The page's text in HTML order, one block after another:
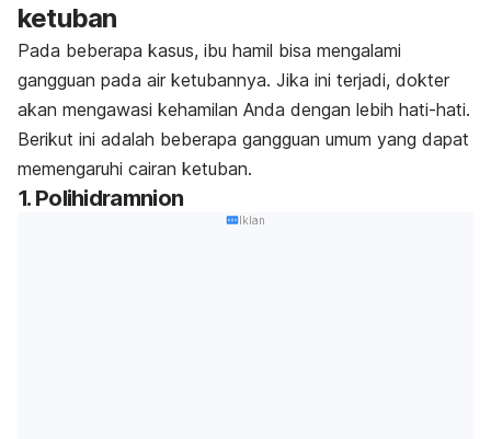
ketuban
Pada beberapa kasus, ibu hamil bisa mengalami
gangguan pada air ketubannya. Jika ini terjadi, dokter
akan mengawasi kehamilan Anda dengan lebih hati-hati.
Berikut ini adalah beberapa gangguan umum yang dapat
memengaruhi cairan ketuban.
1. Polihidramnion
Iklan